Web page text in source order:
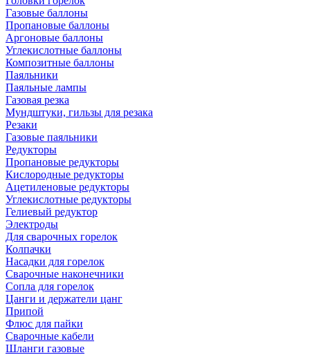
Газовые баллоны
Пропановые баллоны
Аргоновые баллоны
Углекислотные баллоны
Композитные баллоны
Паяльники
Паяльные лампы
Газовая резка
Мундштуки, гильзы для резака
Резаки
Газовые паяльники
Редукторы
Пропановые редукторы
Кислородные редукторы
Ацетиленовые редукторы
Углекислотные редукторы
Гелиевый редуктор
Электроды
Для сварочных горелок
Колпачки
Насадки для горелок
Сварочные наконечники
Сопла для горелок
Цанги и держатели цанг
Припой
Флюс для пайки
Сварочные кабели
Шланги газовые